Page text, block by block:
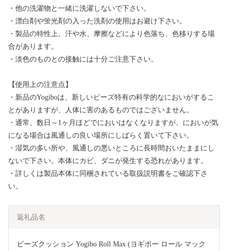
・他の洗濯物と一緒に洗濯しないで下さい。
・漂白剤や蛍光剤の入った洗剤の使用はお避け下さい。
・製品の特性上、汗や水、摩擦などにより色落ち、色移りする場
合があります。
・淡色のものとの接触には十分ご注意下さい。
【使用上の注意点】
・新品のYogiboは、新しいビーズ特有の科学的なにおいがするこ
とがありますが、人体に害のあるものではございません。
・通常、数日～1ヶ月ほどでにおいはなくなりますが、においが気
になる場合は風通しの良い場所にしばらく置いて下さい。
・湿気の多い所や、風通しの悪いところに長時間おいたままにし
ないで下さい。本体にカビ、ダニが発生する恐れがあります。
・詳しくは製品本体に同梱されている取扱説明書をご確認下さ
い。
返礼品名
ビーズクッション Yogibo Roll Max (ヨギボー ロール マック